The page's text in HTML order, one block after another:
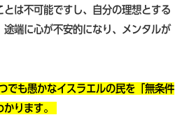
は不可能ですし、自分の理想とする
端に心が不安的になり、メンタルが
でも愚かなイスラエルの民を「無条件
かります。